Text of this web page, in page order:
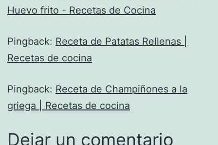
Huevo frito - Recetas de Cocina
Pingback: Receta de Patatas Rellenas |
Recetas de cocina
Pingback: Receta de Champiñones a la
griega | Recetas de cocina
Dejar un comentario